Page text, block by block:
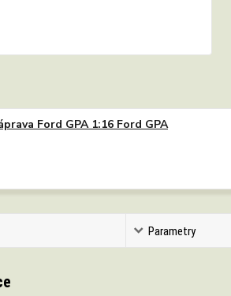
Ford GPA 1:16 Ford GPA
Parametry